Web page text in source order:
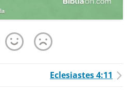
Eclesiastes 4:11